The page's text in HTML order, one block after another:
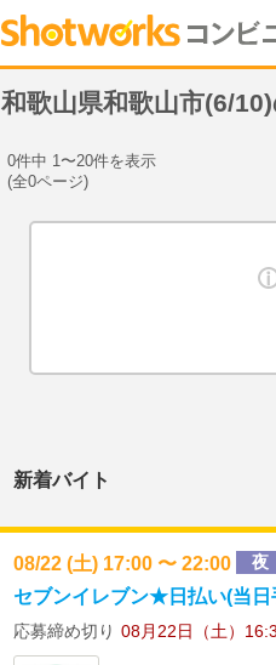
和歌山県和歌山市(6/
0件中 1〜20件を表示
(全0ページ)
新着バイト
08/22 (土) 17:00 〜 22:00 夜
セブンイレブン★日払い(当
応募締め切り 08月22日（土）